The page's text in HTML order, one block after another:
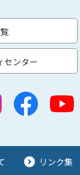
センター
リンク集